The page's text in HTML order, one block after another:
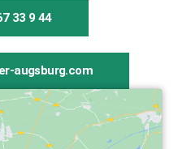
33 9 44
augsburg.com